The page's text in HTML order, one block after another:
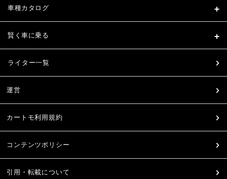
車種カタログ
賢く車に乗る
ライター一覧
運営
カートモ利用規約
コンテンツポリシー
引用・転載について